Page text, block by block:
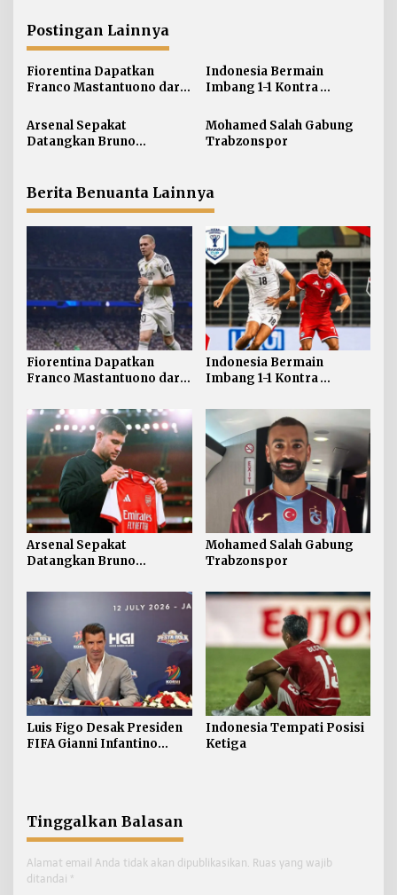
a
s
i
p
o
s
Postingan Lainnya
Fiorentina Dapatkan
Franco Mastantuono dari
Indonesia Bermain
Imbang 1-1 Kontra
Arsenal Sepakat
Datangkan Bruno
Mohamed Salah Gabung
Trabzonspor
Berita Benuanta Lainnya
Fiorentina Dapatkan
Franco Mastantuono dari
Indonesia Bermain
Imbang 1-1 Kontra
Arsenal Sepakat
Datangkan Bruno
Mohamed Salah Gabung
Trabzonspor
Luis Figo Desak Presiden
FIFA Gianni Infantino
Indonesia Tempati Posisi
Ketiga
Tinggalkan Balasan
Alamat email Anda tidak akan dipublikasikan. Ruas yang wajib
ditandai *